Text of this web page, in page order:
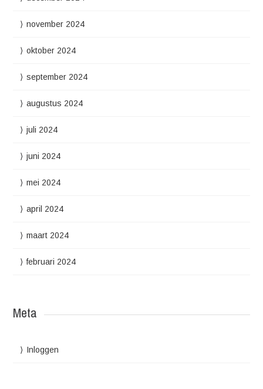
november 2024
oktober 2024
september 2024
augustus 2024
juli 2024
juni 2024
mei 2024
april 2024
maart 2024
februari 2024
Meta
Inloggen